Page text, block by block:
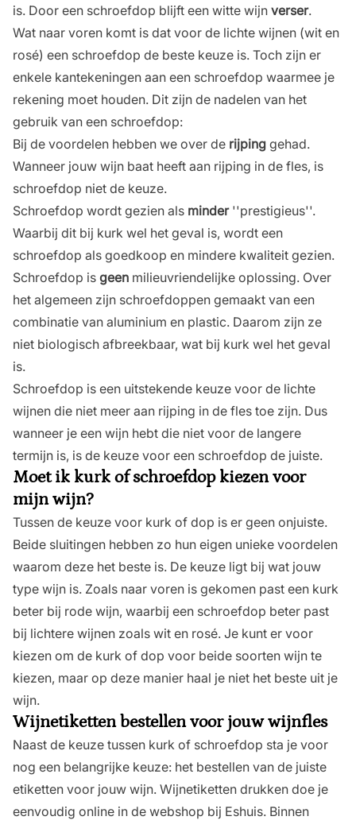
is. Door een schroefdop blijft een witte wijn verser.
Wat naar voren komt is dat voor de lichte wijnen (wit en
rosé) een schroefdop de beste keuze is. Toch zijn er
enkele kantekeningen aan een schroefdop waarmee je
rekening moet houden. Dit zijn de nadelen van het
gebruik van een schroefdop:
Bij de voordelen hebben we over de rijping gehad.
Wanneer jouw wijn baat heeft aan rijping in de fles, is
schroefdop niet de keuze.
Schroefdop wordt gezien als minder''prestigieus''.
Waarbij dit bij kurk wel het geval is, wordt een
schroefdop als goedkoop en mindere kwaliteit gezien.
Schroefdop is geen milieuvriendelijke oplossing. Over
het algemeen zijn schroefdoppen gemaakt van een
combinatie van aluminium en plastic. Daarom zijn ze
niet biologisch afbreekbaar, wat bij kurk wel het geval
is.
Schroefdop is een uitstekende keuze voor de lichte
wijnen die niet meer aan rijping in de fles toe zijn. Dus
wanneer je een wijn hebt die niet voor de langere
termijn is, is de keuze voor een schroefdop de juiste.
Moet ik kurk of schroefdop kiezen voor
mijn wijn?
Tussen de keuze voor kurk of dop is er geen onjuiste.
Beide sluitingen hebben zo hun eigen unieke voordelen
waarom deze het beste is. De keuze ligt bij wat jouw
type wijn is. Zoals naar voren is gekomen past een kurk
beter bij rode wijn, waarbij een schroefdop beter past
bij lichtere wijnen zoals wit en rosé. Je kunt er voor
kiezen om de kurk of dop voor beide soorten wijn te
kiezen, maar op deze manier haal je niet het beste uit je
wijn.
Wijnetiketten bestellen voor jouw wijnfles
Naast de keuze tussen kurk of schroefdop sta je voor
nog een belangrijke keuze: het bestellen van de juiste
etiketten voor jouw wijn. Wijnetiketten drukken doe je
eenvoudig online in de webshop bij Eshuis. Binnen